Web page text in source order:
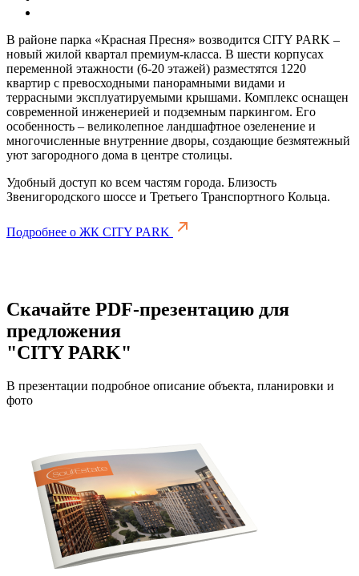
В районе парка «Красная Пресня» возводится CITY PARK –
новый жилой квартал премиум-класса. В шести корпусах
переменной этажности (6-20 этажей) разместятся 1220
квартир с превосходными панорамными видами и
террасными эксплуатируемыми крышами. Комплекс оснащен
современной инженерией и подземным паркингом. Его
особенность – великолепное ландшафтное озеленение и
многочисленные внутренние дворы, создающие безмятежный
уют загородного дома в центре столицы.
Удобный доступ ко всем частям города. Близость
Звенигородского шоссе и Третьего Транспортного Кольца.
Подробнее о ЖК CITY PARK
Скачайте PDF-презентацию для
предложения
"CITY PARK"
В презентации подробное описание объекта, планировки и
фото